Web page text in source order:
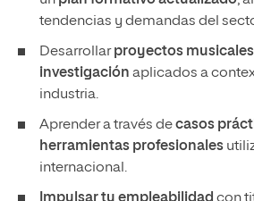
tendencias y demandas del
Desarrollarproyectos
investigación aplicados a
industria.
Aprender a través decasos
herramientas profesionales
internacional.